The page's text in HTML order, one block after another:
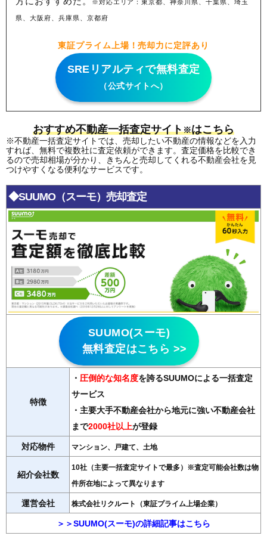
※対応エリア：東京都、神奈川県、千葉県、埼玉
県、大阪府、兵庫県、京都府
東証プライム上場！売却力に定評あり
SREリアルティで無料査定
（公式サイトへ）
おすすめ不動産一括査定サイト※はこちら
※不動産一括査定サイトでは、売却したい不動産の情報などを入力
すれば、無料で複数社に査定依頼ができます。査定価格を比較でき
るので売却相場が分かり、きちんと売却してくれる不動産会社を見
つけやすくなる便利なサービスです。
◆SUUMO（スーモ）売却査定
SUUMO(スーモ)
無料査定はこちら >>
特徴
・ 圧倒的な知名度を誇るSUUMOによる一括査定
サービス
・主要大手不動産会社から地元に強い不動産会社
まで2000社以上が登録
対応物件 マンション、戸建て、土地
紹介会社数
10社（主要一括査定サイトで最多）※査定可能会社数は物
件所在地によって異なります
運営会社 株式会社リクルート（東証プライム上場企業）
＞＞SUUMO(スーモ)の詳細記事はこちら